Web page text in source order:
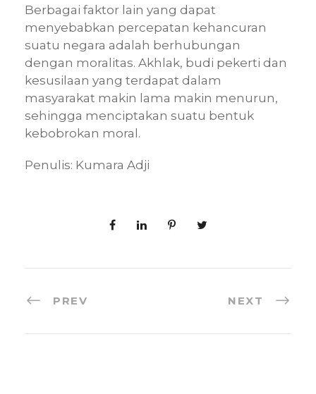
Berbagai faktor lain yang dapat
menyebabkan percepatan kehancuran
suatu negara adalah berhubungan
dengan moralitas. Akhlak, budi pekerti dan
kesusilaan yang terdapat dalam
masyarakat makin lama makin menurun,
sehingga menciptakan suatu bentuk
kebobrokan moral.
Penulis: Kumara Adji
PREV NEXT